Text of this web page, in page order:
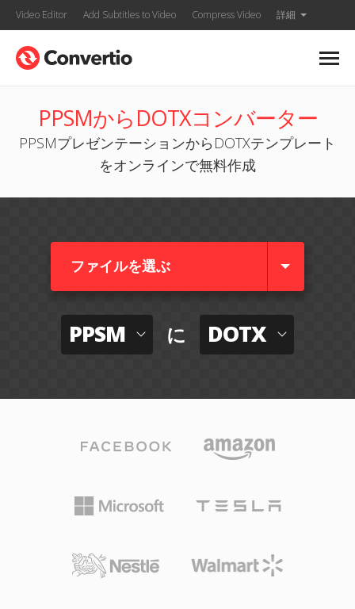
Video Editor Add Subtitles to Video Compress Video 詳細
PPSMからDOTXコンバーター
PPSMプレゼンテーションからDOTXテンプレート
をオンラインで無料作成
ファイルを選ぶ
PPSM に DOTX